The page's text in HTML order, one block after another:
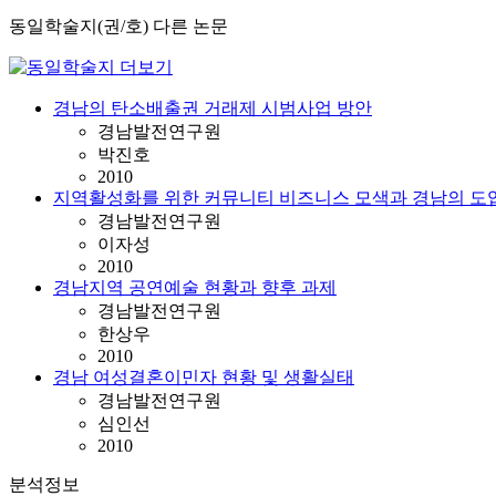
동일학술지(권/호) 다른 논문
경남의 탄소배출권 거래제 시범사업 방안
경남발전연구원
박진호
2010
지역활성화를 위한 커뮤니티 비즈니스 모색과 경남의 도
경남발전연구원
이자성
2010
경남지역 공연예술 현황과 향후 과제
경남발전연구원
한상우
2010
경남 여성결혼이민자 현황 및 생활실태
경남발전연구원
심인선
2010
분석정보